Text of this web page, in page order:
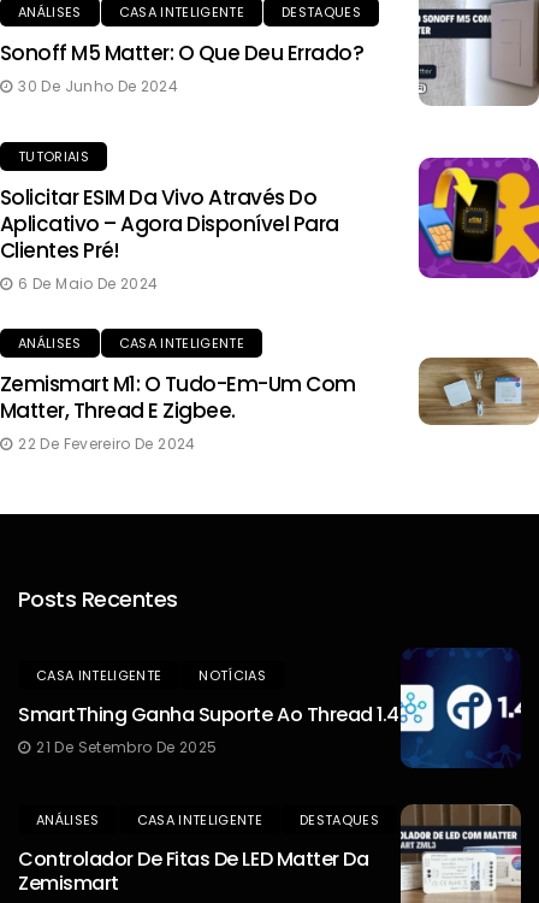
ANÁLISES CASA INTELIGENTE DESTAQUES
Sonoff M5 Matter: O Que Deu Errado?
30 De Junho De 2024
TUTORIAIS
Solicitar ESIM Da Vivo Através Do
Aplicativo – Agora Disponível Para
Clientes Pré!
6 De Maio De 2024
ANÁLISES CASA INTELIGENTE
Zemismart M1: O Tudo-Em-Um Com
Matter, Thread E Zigbee.
22 De Fevereiro De 2024
Posts Recentes
CASA INTELIGENTE NOTÍCIAS
SmartThing Ganha Suporte Ao Thread 1.4
21 De Setembro De 2025
ANÁLISES CASA INTELIGENTE DESTAQUES
Controlador De Fitas De LED Matter Da
Zemismart